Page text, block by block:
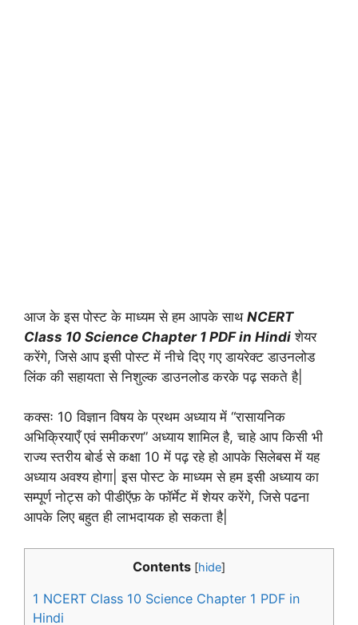
आज के इस पोस्ट के माध्यम से हम आपके साथ NCERT
Class 10 Science Chapter 1 PDF in Hindi शेयर
करेंगे, जिसे आप इसी पोस्ट में नीचे दिए गए डायरेक्ट डाउनलोड
लिंक की सहायता से निशुल्क डाउनलोड करके पढ़ सकते है|
कक्सः 10 विज्ञान विषय के प्रथम अध्याय में “रासायनिक
अभिक्रियाएँ एवं समीकरण” अध्याय शामिल है, चाहे आप किसी भी
राज्य स्तरीय बोर्ड से कक्षा 10 में पढ़ रहे हो आपके सिलेबस में यह
अध्याय अवश्य होगा| इस पोस्ट के माध्यम से हम इसी अध्याय का
सम्पूर्ण नोट्स को पीडीऍफ़ के फॉर्मेट में शेयर करेंगे, जिसे पढना
आपके लिए बहुत ही लाभदायक हो सकता है|
Contents [hide]
1 NCERT Class 10 Science Chapter 1 PDF in
Hindi